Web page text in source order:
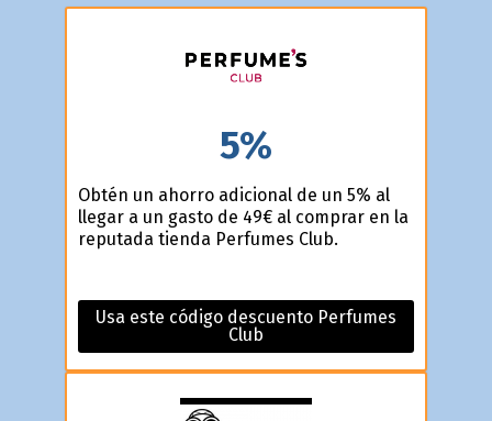
5%
Obtén un ahorro adicional de un 5% al
llegar a un gasto de 49€ al comprar en la
reputada tienda Perfumes Club.
Usa este código descuento Perfumes
Club